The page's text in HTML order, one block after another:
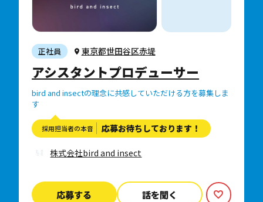
正社員 東京都世田谷区赤堤
アシスタントプロデューサー
bird and insectの理念に共感していただける方を募集しま
す
採用担当者の本音 応募お待ちしております！
株式会社bird and insect
応募する 話を聞く